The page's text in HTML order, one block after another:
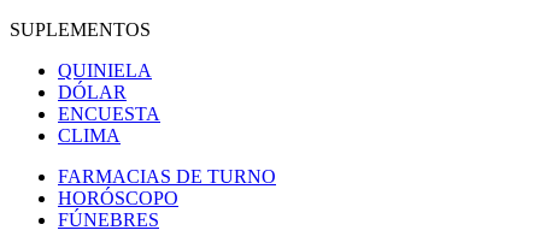
SUPLEMENTOS
QUINIELA
DÓLAR
ENCUESTA
CLIMA
FARMACIAS DE TURNO
HORÓSCOPO
FÚNEBRES